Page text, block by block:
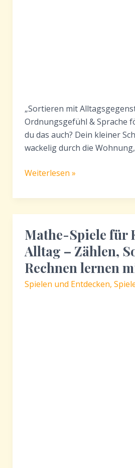
„Sortieren mit
Ordnungsgefühl & Sprache
du das auch? Dein kleiner
wackelig durch die
Sortieren
Alltagsgegenständen
–
für
Kinder
ab
Jahr
Weiterlesen »
Mathe-Spiele für
Alltag – Zählen,
Rechnen lernen
Spielen und Entdecken,